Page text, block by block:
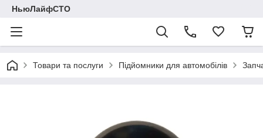
НьюЛайфСТО
Товари та послуги Підйомники для автомобілів